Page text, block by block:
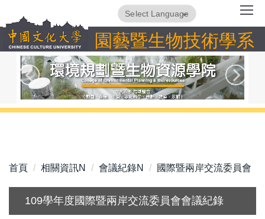
到
主
要
園藝暨生物技術學系
Translate
首頁 相關資訊N 會議紀錄N 國際暨兩岸交流委員會
109學年度國際暨兩岸交流委員會會議紀錄